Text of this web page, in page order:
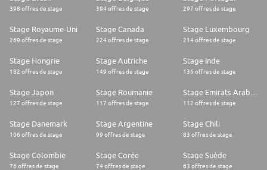
398 offres de stage 394 offres de stage 297 offres de stage
Stage Royaume-Uni
269 offres de stage
Stage Canada
224 offres de stage
Stage Luxembourg
214 offres de stage
Stage Hongrie
182 offres de stage
Stage Autriche
149 offres de stage
Stage Inde
136 offres de stage
Stage Japon
127 offres de stage
Stage Roumanie
117 offres de stage 112 offres de stage
Stage Danemark
106 offres de stage
Stage Argentine
99 offres de stage
Stage Chili
83 offres de stage
Stage Colombie
76 offres de stage
Stage Corée
74 offres de stage
Stage Suède
63 offres de stage